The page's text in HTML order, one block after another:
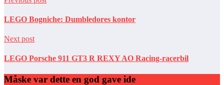
LEGO Bogniche: Dumbledores kontor
Next post
LEGO Porsche 911 GT3 R REXY AO Racing-racerbil
Måske var dette en god gave ide